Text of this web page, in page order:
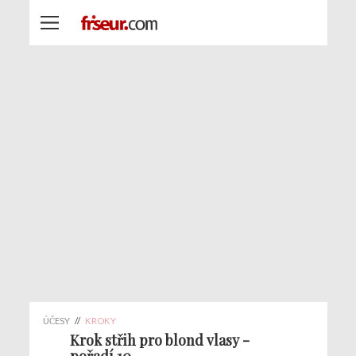
ÚČESY // KROKY
Krok střih pro blond vlasy -